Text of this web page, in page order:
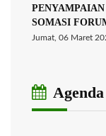
SOMASI
Jumat, 06 Maret
Agenda